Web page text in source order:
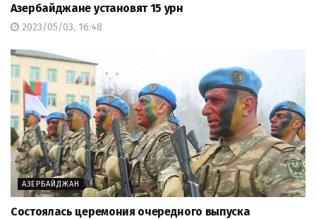
Азербайджане установят 15 урн
2023/05/03, 16:48
АЗЕРБАЙДЖАН
Состоялась церемония очередного выпуска